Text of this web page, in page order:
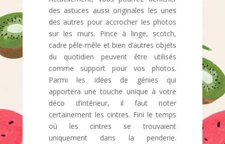
des astuces aussi originales les unes
des autres pour accrocher les photos
sur les murs. Pince à linge, scotch,
cadre pêle-mêle et bien d’autres objets
du quotidien peuvent être utilisés
comme support pour vos photos.
Parmi les idées de génies qui
apportera une touche unique à votre
déco d’intérieur, il faut noter
certainement les cintres. Fini le temps
où les cintres se trouvaient
uniquement dans la penderie.